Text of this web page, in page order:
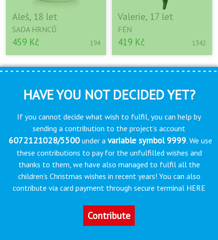
Aleš, 18 let
SADA HRNCŮ
459 Kč 194
Valerie, 17 let
FÉN
419 Kč 1342
HAVE YOU NOT DECIDED YET?
If you cannot decide what wish to fulfil, you can help by
sending a contribution to the project’s account
6072121028/5500under a variable symbol 9999. We use
these contributions to pay for the unfulfilled wishes and
thanks to them, we have also managed to fulfil all the
children’s Christmas wishes in recent years! You can also
contribute via card payment through secure terminal HERE
Contribute